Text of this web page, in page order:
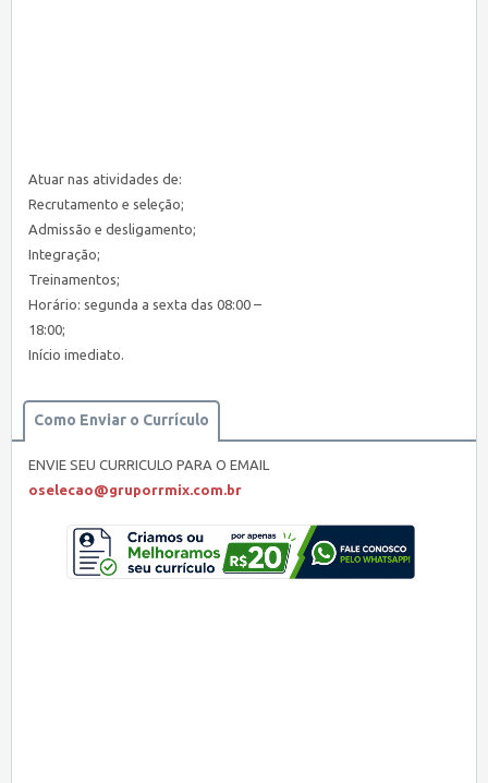
Atuar nas atividades de:
Recrutamento e seleção;
Admissão e desligamento;
Integração;
Treinamentos;
Horário: segunda a sexta das 08:00 –
18:00;
Início imediato.
Como Enviar o Currículo
ENVIE SEU CURRICULO PARA O EMAIL
oselecao@gruporrmix.com.br